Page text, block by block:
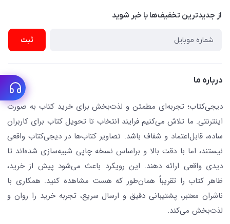
نویسندگان و مترجمان
کافه دیجی کتاب
جستجو در سایت
کتابیاب
رهگیری مرسولات پستی
ارسال تیکت پشتیبانی
از جدید‌ترین تخفیف‌ها با‌ خبر شوید
ثبت
درباره ما
دیجی‌کتاب؛ تجربه‌ای مطمئن و لذت‌بخش برای خرید کتاب به صورت
اینترنتی. ما تلاش می‌کنیم فرایند انتخاب تا تحویل کتاب برای کاربران
ساده، قابل‌اعتماد و شفاف باشد. تصاویر کتاب‌ها در دیجی‌کتاب واقعی
نیستند، اما با دقت بالا و براساس نسخه چاپی شبیه‌سازی شده‌اند تا
دیدی واقعی ارائه دهند. این رویکرد باعث می‌شود پیش از خرید،
ظاهر کتاب را تقریباً همان‌طور که هست مشاهده کنید. همکاری با
ناشران معتبر، پشتیبانی دقیق و ارسال سریع، تجربه خرید را روان و
لذت‌بخش می‌کند.